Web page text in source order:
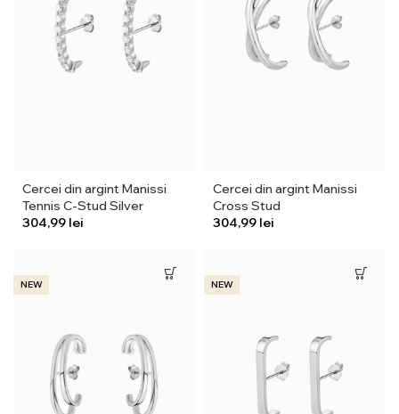
Cercei din argint Manissi
Tennis C-Stud Silver
lei
Cercei din argint Manissi
Cross Stud
lei
NEW NEW